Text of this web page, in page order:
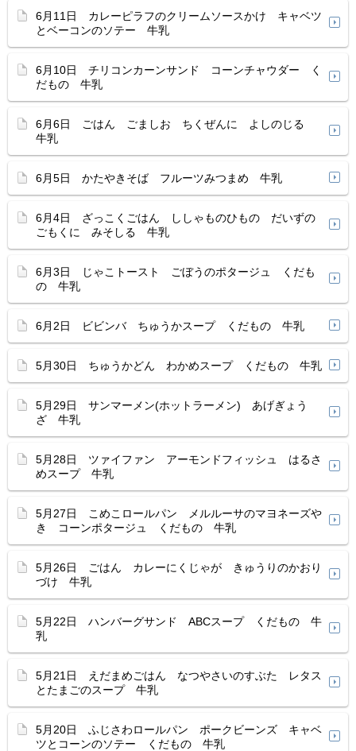
6月11日 カレーピラフのクリームソースかけ キャベツ
とベーコンのソテー 牛乳
6月10日 チリコンカーンサンド コーンチャウダー く
だもの 牛乳
6月6日 ごはん ごましお ちくぜんに よしのじる
牛乳
6月5日 かたやきそば フルーツみつまめ 牛乳
6月4日 ざっこくごはん ししゃものひもの だいずの
ごもくに みそしる 牛乳
6月3日 じゃこトースト ごぼうのポタージュ くだも
の 牛乳
6月2日 ビビンバ ちゅうかスープ くだもの 牛乳
5月30日 ちゅうかどん わかめスープ くだもの 牛乳
5月29日 サンマーメン(ホットラーメン) あげぎょう
ざ 牛乳
5月28日 ツァイファン アーモンドフィッシュ はるさ
めスープ 牛乳
5月27日 こめこロールパン メルルーサのマヨネーズや
き コーンポタージュ くだもの 牛乳
5月26日 ごはん カレーにくじゃが きゅうりのかおり
づけ 牛乳
5月22日 ハンバーグサンド ABCスープ くだもの 牛
乳
5月21日 えだまめごはん なつやさいのすぶた レタス
とたまごのスープ 牛乳
5月20日 ふじさわロールパン ポークビーンズ キャベ
ツとコーンのソテー くだもの 牛乳